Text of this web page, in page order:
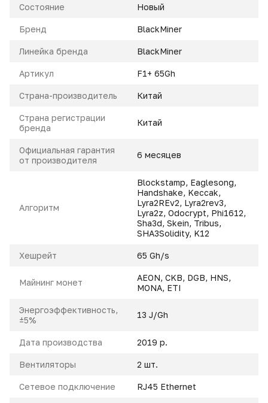
Состояние Новый
Бренд BlackMiner
Линейка бренда BlackMiner
Артикул F1+ 65Gh
Страна-производитель Китай
Страна регистрации
бренда
Китай
Официальная гарантия
от производителя
6 месяцев
Алгоритм
Blockstamp, Eaglesong,
Handshake, Keccak,
Lyra2REv2, Lyra2rev3,
Lyra2z, Odocrypt, Phi1612,
Sha3d, Skein, Tribus,
SHA3Solidity, K12
Xешрейт 65 Gh/s
Майнинг монет AEON, CKB, DGB, HNS,
MONA, ETI
Энергоэффективность,
±5%
13 J/Gh
Дата производства 2019 р.
Вентиляторы 2 шт.
Сетевое подключение RJ45 Ethernet